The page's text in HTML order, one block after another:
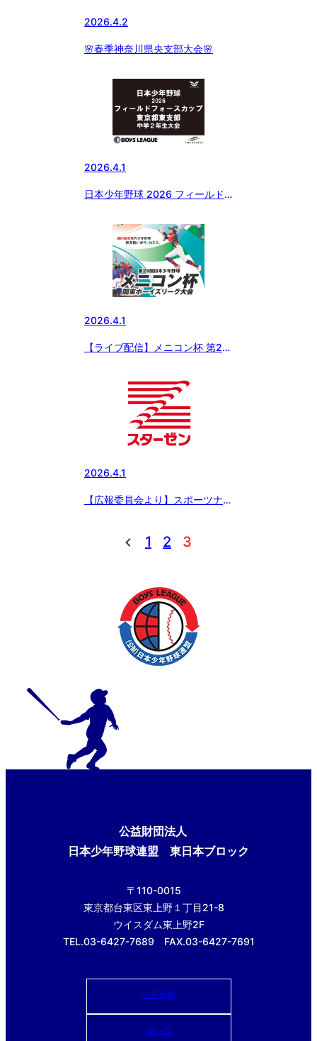
2026.4.2
🌸春季神奈川県央支部大会🌸
2026.4.1
日本少年野球 2026 フィールド
学2年生大会
2026.4.1
【ライブ配信】メニコン杯 第29
ーグ大会 小学生の部
2026.4.1
【広報委員会より】スポーツナビ
信 〜湘南が接戦を制し、春季全
国大会初優勝！「スターゼンカッ
国大会」【3月31日の試合結果】
1 2 3
公益財団法人
日本少年野球連盟 東日本ブロック
〒110-0015
東京都台東区東上野１丁目21-8
ウイスダム東上野2F
TEL.03-6427-7689 FAX.03-6427-7691
ご意見箱
使い方